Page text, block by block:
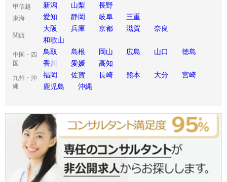
甲信越 新潟 山梨 長野
東海 愛知 静岡 岐阜 三重
関西
大阪 兵庫 京都 滋賀
奈良
和歌山
中国・四
国
鳥取 島根 岡山 広島 山口
徳島
香川
愛媛 高知
九州・沖
縄
福岡 佐賀 長崎 熊本 大分
宮崎
鹿児島
沖縄